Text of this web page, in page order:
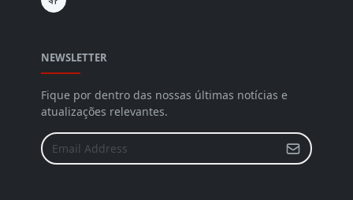
NEWSLETTER
Fique por dentro das nossas últimas notícias e
atualizações relevantes.